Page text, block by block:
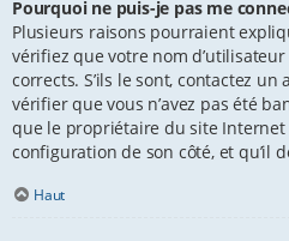
Pourquoi ne puis-je pas me
Plusieurs raisons pourraient
vérifiez que votre nom
corrects. S’ils le sont, contactez
vérifier que vous n’avez pas été
que le propriétaire du site
configuration de son côté, et qu’il
Haut